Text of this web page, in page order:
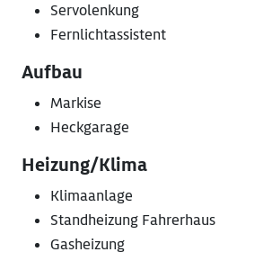
Servolenkung
Fernlichtassistent
Aufbau
Markise
Heckgarage
Heizung/Klima
Klimaanlage
Standheizung Fahrerhaus
Gasheizung